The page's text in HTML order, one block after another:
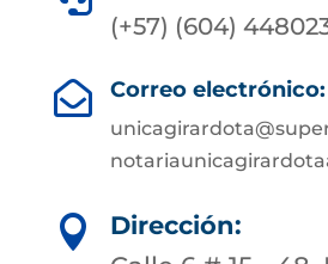
(+57) (604)
 Correo electrónico:

Dirección: